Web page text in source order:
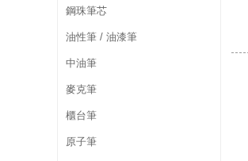
鋼珠筆芯
油性筆 / 油漆筆
中油筆
麥克筆
櫃台筆
原子筆